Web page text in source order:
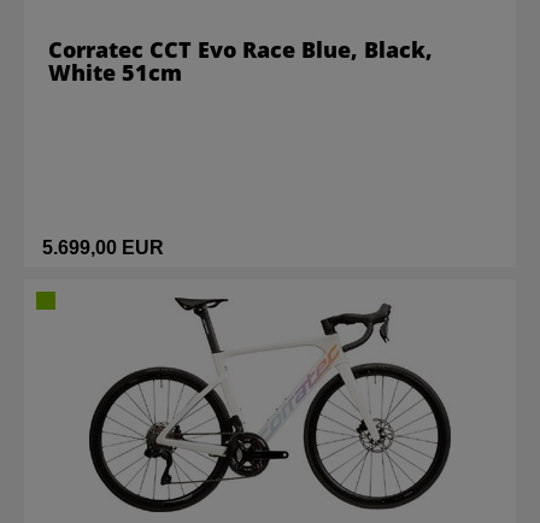
5.699,00 EUR
Corratec CCT Evo Race Blue, Black,
White 51cm